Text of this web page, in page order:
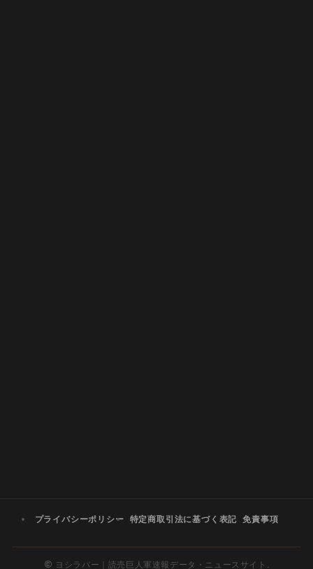
プライバシーポリシー 特定商取引法に基づく表記 免責事項
© ヨシラバー｜読売巨人軍速報データ・ニュースサイト.